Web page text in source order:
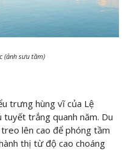
(ảnh sưu tầm)
trưng hùng vĩ của Lệ
trắng quanh năm. Du
lên cao để phóng tầm
thị từ độ cao choáng